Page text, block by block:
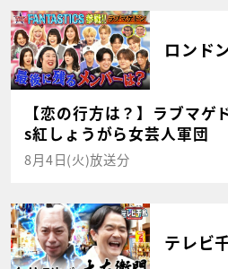
ロンド
【恋の行方は？】ラブマ
s紅しょうがら女芸人軍団
8月4日(火)放送分
テレビ